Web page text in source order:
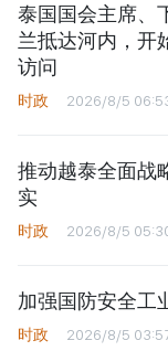
泰国国会主席、
兰抵达河内，开
访问
时政 2026/8/5
推动越泰全面战
实
时政 2026/8/5
加强国防安全工
时政 2026/8/5